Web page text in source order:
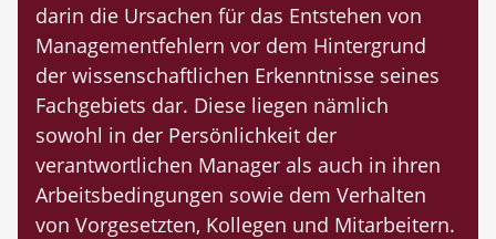
darin die Ursachen für das Entstehen von
Managementfehlern vor dem Hintergrund
der wissenschaftlichen Erkenntnisse seines
Fach­gebiets dar. Diese liegen nämlich
sowohl in der Persönlichkeit der
verantwortlichen Manager als auch in ihren
Arbeitsbedingungen sowie dem Verhalten
von Vor­gesetzten, Kollegen und Mitarbeitern.